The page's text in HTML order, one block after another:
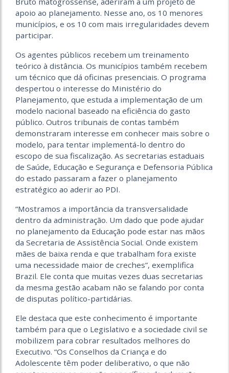
apoio ao planejamento. Nesse ano, os 10 menores
municípios, e os 10 com mais irregularidades devem
participar.
Os agentes públicos recebem um treinamento
teórico à distância. Os municípios também recebem
um técnico que dá oficinas presenciais. O programa
despertou o interesse do Ministério do
Planejamento, que estuda a implementação de um
modelo nacional baseado na eficiência do gasto
público. Outros tribunais de contas também
demonstraram interesse em conhecer mais sobre o
modelo, para tentar implementá-lo dentro do
escopo de sua fiscalização. As secretarias estaduais
de Saúde, Educação e Segurança e Defensoria Pública
do estado passaram a fazer o planejamento
estratégico ao aderir ao PDI.
“Mostramos a importância da transversalidade
dentro da administração. Um dado que pode ajudar
no planejamento da Educação pode estar nas mãos
da Secretaria de Assistência Social. Onde existem
mães de baixa renda e que trabalham fora existe
uma necessidade maior de creches”, exemplifica
Brazil. Ele conta que muitas vezes duas secretarias
da mesma gestão acabam não se falando por conta
de disputas político-partidárias.
Ele destaca que este conhecimento é importante
também para que o Legislativo e a sociedade civil se
mobilizem para cobrar resultados melhores do
Executivo. “Os Conselhos da Criança e do
Adolescente têm poder deliberativo, o que não